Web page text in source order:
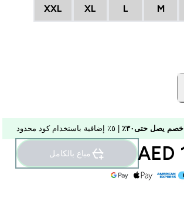
M
L
XL
XXL
خصم يصل حتى٣٠٪
مباع بالكامل